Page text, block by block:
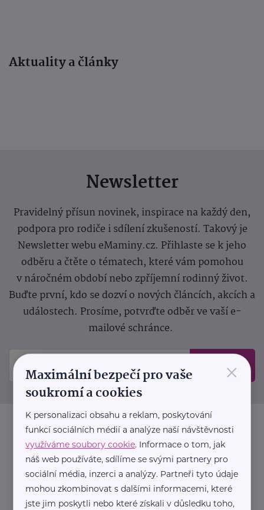
Aktuality a články
Newsletter
Pravidelný přísun novinek, inspirace na každý den,
podpora pro rodiče i sdílení zkušeností. Takový je
Newsletter webu eMaminy.cz. Přihlaste se k jeho
odběru a čtěte o tématech, které vám pomohou
v náročném období nebo zpříjemní rodinný život.
Buďte první, kdo se dozví o nových článcích, akcích a
událostech. Prosíme, potvrďte odběr ve vaší e-
mailové schránce.
Odeslat
×
Maximální bezpečí pro vaše
soukromí a cookies
K personalizaci obsahu a reklam, poskytování
funkcí sociálních médií a analýze naší návštěvnosti
využíváme soubory cookie. Informace o tom, jak
náš web používáte, sdílíme se svými partnery pro
sociální média, inzerci a analýzy. Partneři tyto údaje
mohou zkombinovat s dalšími informacemi, které
jste jim poskytli nebo které získali v důsledku toho,